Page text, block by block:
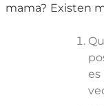
mama? Existen
es